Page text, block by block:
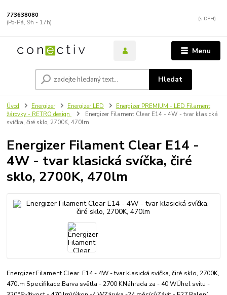
Menu
Hledat
773638080
(Po-Pá, 9h - 17h)
Úvod Energizer Energizer LED
Energizer PREMIUM - LED Filament
žárovky - RETRO design
Energizer Filament Clear E14 - 4W - tvar klasická
svíčka, čiré sklo, 2700K, 470lm
Energizer Filament Clear E14 -
4W - tvar klasická svíčka, čiré
sklo, 2700K, 470lm
Energizer Filament Clear E14 - 4W - tvar klasická svíčka, čiré sklo, 2700K,
470lm Specifikace:Barva světla - 2700 KNáhrada za - 40 WÚhel svitu -